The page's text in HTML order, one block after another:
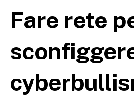
Fare rete